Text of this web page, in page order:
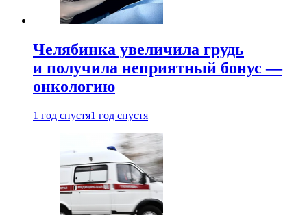
Челябинка увеличила грудь
и получила неприятный бонус —
онкологию
1 год спустя1 год спустя